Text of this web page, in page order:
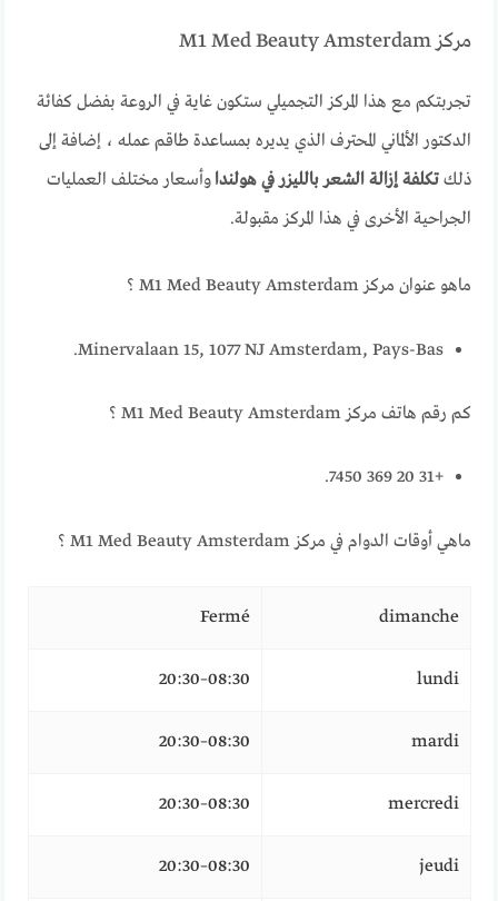
مركز M1 Med Beauty Amsterdam
تجربتكم مع هذا المركز التجميلي ستكون غاية في الروعة بفضل كفائة
الدكتور الألماني المحترف الذي يديره بمساعدة طاقم عمله ، إضافة إلى
ذلكتكلفة إزالة الشعر بالليزر في هولنداوأسعار مختلف العمليات
الجراحية الأخرى في هذا المركز مقبولة.
ماهو عنوان مركز M1 Med Beauty Amsterdam ؟
Minervalaan 15, 1077 NJ Amsterdam, Pays-Bas.
كم رقم هاتف مركز M1 Med Beauty Amsterdam ؟
+31 20 369 7450.
ماهي أوقات الدوام في مركز M1 Med Beauty Amsterdam ؟
dimanche
Fermé
lundi
08:30–20:30
mardi
08:30–20:30
mercredi
08:30–20:30
jeudi
08:30–20:30